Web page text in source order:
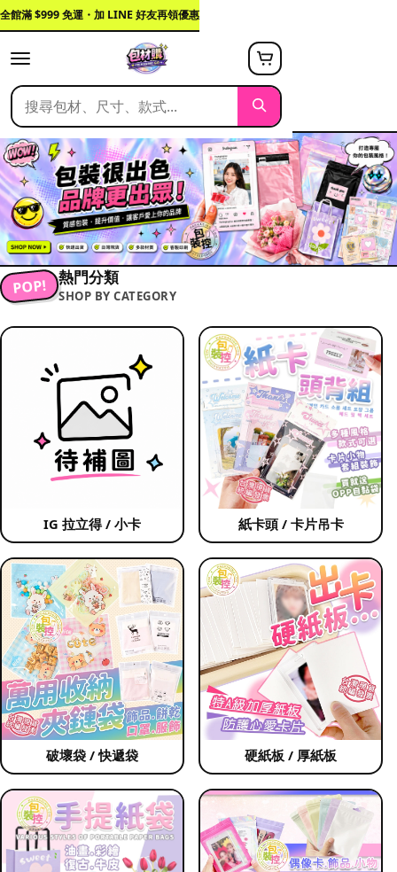
全館滿 $999 免運・加 LINE 好友再領優惠
POP! 熱門分類
SHOP BY CATEGORY
IG 拉立得 / 小卡 紙卡頭 / 卡片吊卡
破壞袋 / 快遞袋 硬紙板 / 厚紙板